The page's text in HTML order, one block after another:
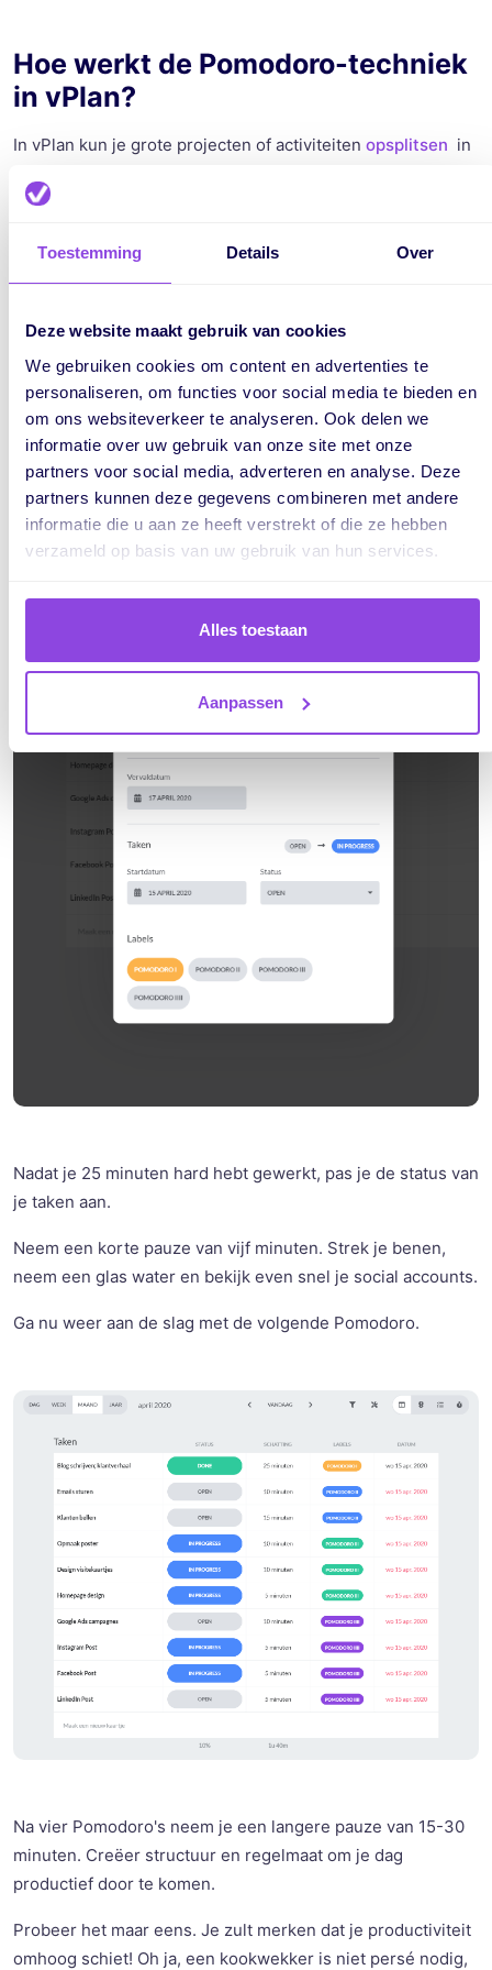
Toestemming Details Over
Deze website maakt gebruik van cookies
We gebruiken cookies om content en advertenties te
personaliseren, om functies voor social media te bieden en
om ons websiteverkeer te analyseren. Ook delen we
informatie over uw gebruik van onze site met onze
partners voor social media, adverteren en analyse. Deze
partners kunnen deze gegevens combineren met andere
informatie die u aan ze heeft verstrekt of die ze hebben
verzameld op basis van uw gebruik van hun services.
Alles toestaan
Aanpassen
Hoe werkt de Pomodoro-techniek
in vPlan?
In vPlan kun je grote projecten of activiteiten opsplitsen in
laat zien hoeveel taken je al hebt gedaan. Het toont ook
wijzen aan een Pomodoro. Gedurende de Pomodoro's ga je
aan de slag met de taken die staan toegewezen. Zo zie je
precies met welke taken je per promodoro mee bezig bent.
Werk afgerond? Vind taken af en geniet dan van je pauze.
Zet de kookwekker aan!
Nadat je 25 minuten hard hebt gewerkt, pas je de status van
je taken aan.
Neem een korte pauze van vijf minuten. Strek je benen,
neem een glas water en bekijk even snel je social accounts.
Ga nu weer aan de slag met de volgende Pomodoro.
Na vier Pomodoro's neem je een langere pauze van 15-30
minuten. Creëer structuur en regelmaat om je dag
productief door te komen.
Probeer het maar eens. Je zult merken dat je productiviteit
omhoog schiet! Oh ja, een kookwekker is niet persé nodig,